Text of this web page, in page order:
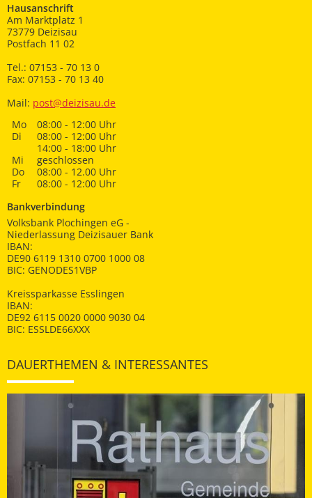
Hausanschrift
Am Marktplatz 1
73779 Deizisau
Postfach 11 02
Tel.: 07153 - 70 13 0
Fax: 07153 - 70 13 40
Mail: post@deizisau.de
Mo
08:00 - 12:00 Uhr
Di
08:00 - 12:00 Uhr
14:00 - 18:00 Uhr
Mi
geschlossen
Do
08:00 - 12.00 Uhr
Fr
08:00 - 12:00 Uhr
Bankverbindung
Volksbank Plochingen eG -
Niederlassung Deizisauer Bank
IBAN:
DE90 6119 1310 0700 1000 08
BIC: GENODES1VBP
Kreissparkasse Esslingen
IBAN:
DE92 6115 0020 0000 9030 04
BIC: ESSLDE66XXX
DAUERTHEMEN & INTERESSANTES